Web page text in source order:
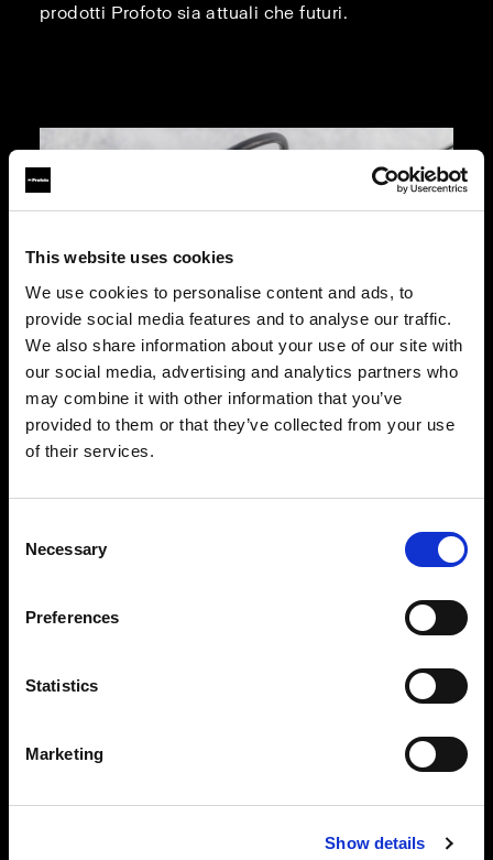
This website uses cookies
We use cookies to personalise content and ads, to
provide social media features and to analyse our traffic.
We also share information about your use of our site with
our social media, advertising and analytics partners who
may combine it with other information that you’ve
provided to them or that they’ve collected from your use
of their services.
Selection
Necessary
Preferences
Statistics
Marketing
Show details
prodotti Profoto sia attuali che futuri.
Precisione e controllo impressionanti
di mano sarà semplice ottenere il set-up di luce
stop da 2,4 fino a 2400 Ws; disporrai inoltre di
Costruito per durare con prestazioni coerenti
elevati con un’incredibile coerenza. Costruito
con ingegneria e abilità senza compromessi, è